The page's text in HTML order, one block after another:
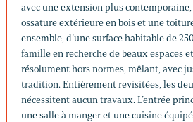
avec une extension plus contemporaine,
ossature extérieure en bois et une
ensemble, d’une surface habitable de
famille en recherche de beaux espaces
résolument hors normes, mêlant, avec
tradition. Entièrement revisitées, les
nécessitent aucun travaux. L’entrée
une salle à manger et une cuisine